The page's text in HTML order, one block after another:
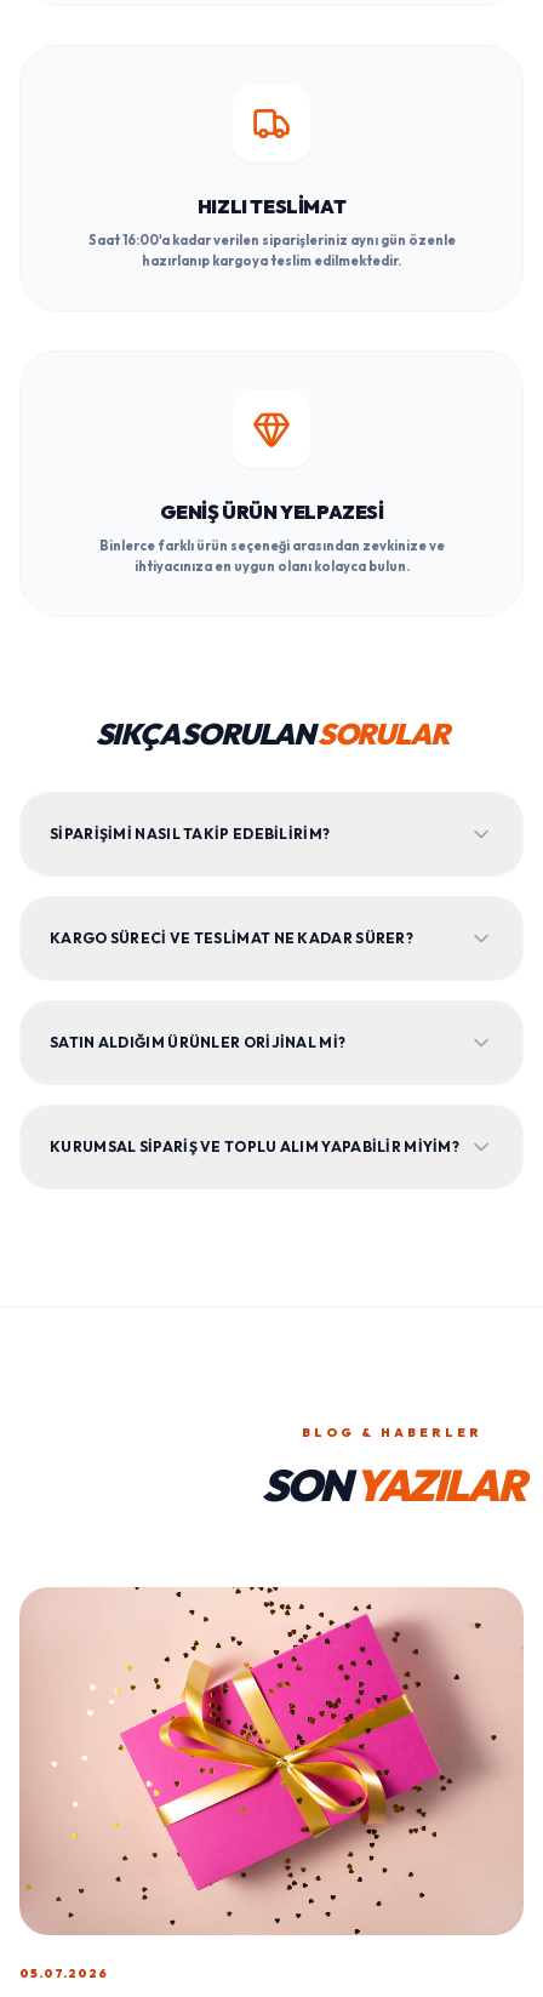
HIZLI TESLIMAT
Saat 16:00'a kadar verilen siparişleriniz aynı gün özenle
hazırlanıp kargoya teslim edilmektedir.
GENIŞ ÜRÜN YELPAZESI
Binlerce farklı ürün seçeneği arasından zevkinize ve
ihtiyacınıza en uygun olanı kolayca bulun.
SIKÇA SORULANSORULAR
SIPARIŞIMI NASIL TAKIP EDEBILIRIM?
KARGO SÜRECI VE TESLIMAT NE KADAR SÜRER?
SATIN ALDIĞIM ÜRÜNLER ORIJINAL MI?
KURUMSAL SIPARIŞ VE TOPLU ALIM YAPABILIR MIYIM?
BLOG & HABERLER
SONYAZILAR
05.07.2026